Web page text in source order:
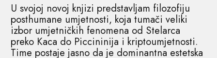
U svojoj novoj knjizi predstavljam filozofiju
posthumane umjetnosti, koja tumači veliki
izbor umjetničkih fenomena od Stelarca
preko Kaca do Piccininija i kriptoumjetnosti.
Time postaje jasno da je dominantna estetska